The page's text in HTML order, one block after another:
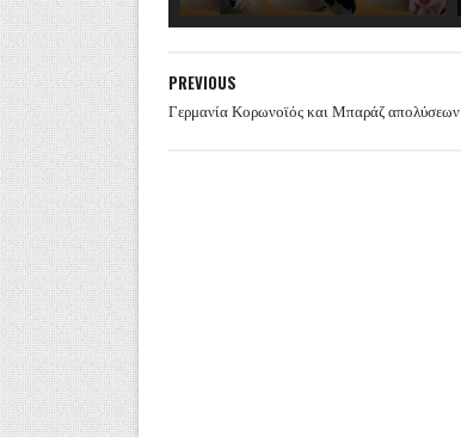
PREVIOUS
Γερμανία Κορωνοϊός και Μπαράζ απολύσεων